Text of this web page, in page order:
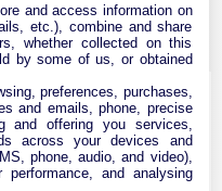
★
and access information on
etc.), combine and share
whether collected on this
by some of us, or obtained
preferences, purchases,
and emails, phone, precise
and offering you services,
across your devices and
phone, audio, and video),
performance, and analysing